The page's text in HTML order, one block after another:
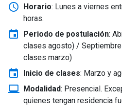
schedule Horario: Lunes a viernes
horas.
event Periodo de postulación:
clases agosto) /
clases marzo)
event Inicio de clases: Marzo y
laptop_windows Modalidad: Presencial.
quienes tengan residencia